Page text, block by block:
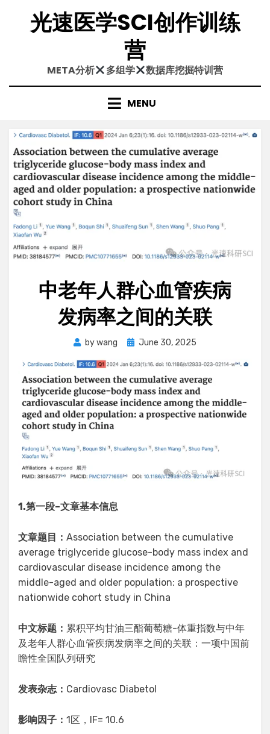
content光速医学SCI创作训练
营
META分析 多组学 数据库挖掘特训营
MENU
中老年人群心血管疾病
发病率之间的关联
bywang
Posted
June 30, 2025
1.第一段–文章基本信息
文章题目： Association between the cumulative
average triglyceride glucose-body mass index and
cardiovascular disease incidence among the
middle-aged and older population: a prospective
nationwide cohort study in China
中文标题： 累积平均甘油三酯葡萄糖-体重指数与中年
及老年人群心血管疾病发病率之间的关联：一项中国前
瞻性全国队列研究
发表杂志： Cardiovasc Diabetol
影响因子： 1区，IF= 10.6